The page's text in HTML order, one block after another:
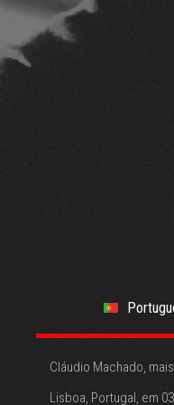
Cláudio Machado,
Lisboa, Portugal, em